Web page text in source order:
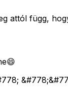
attól függ,